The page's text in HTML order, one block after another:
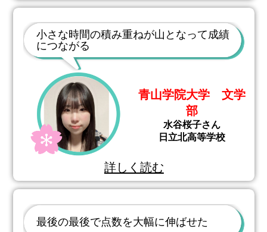
小さな時間の積み重ねが山となって成績
につながる
青山学院大学 文学
部
水谷桜子さん
日立北高等学校
詳しく読む
最後の最後で点数を大幅に伸ばせた